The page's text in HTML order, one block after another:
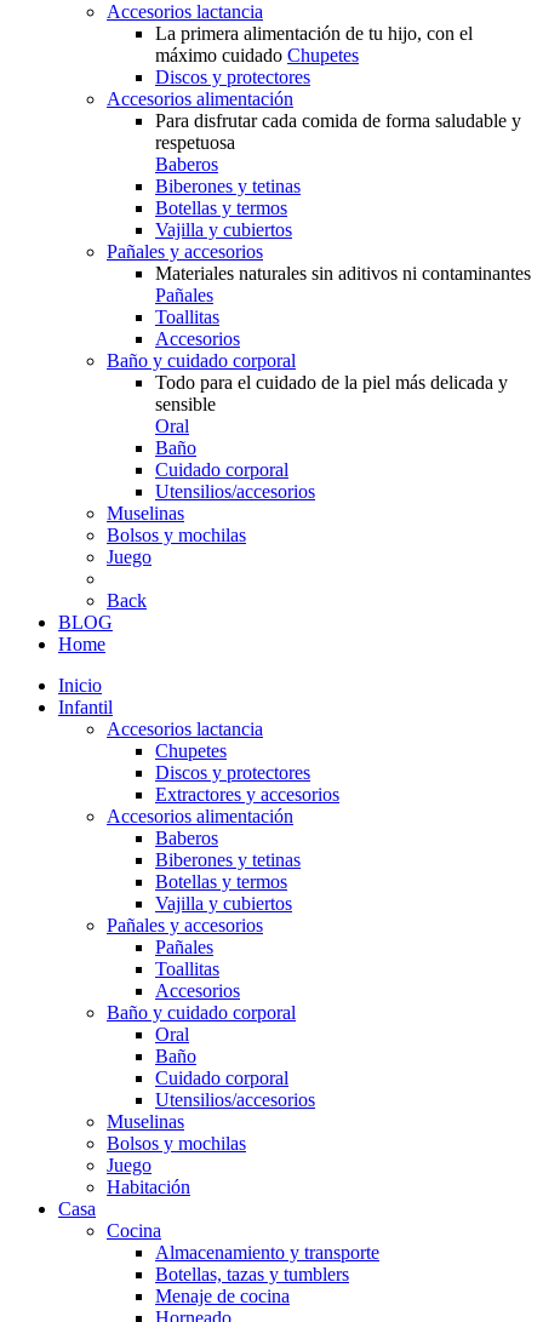
Accesorios lactancia
La primera alimentación de tu hijo, con el
máximo cuidado Chupetes
Discos y protectores
Accesorios alimentación
Para disfrutar cada comida de forma saludable y
respetuosa
Baberos
Biberones y tetinas
Botellas y termos
Vajilla y cubiertos
Pañales y accesorios
Materiales naturales sin aditivos ni contaminantes
Pañales
Toallitas
Accesorios
Baño y cuidado corporal
Todo para el cuidado de la piel más delicada y
sensible
Oral
Baño
Cuidado corporal
Utensilios/accesorios
Muselinas
Bolsos y mochilas
Juego
Back
BLOG
Home
Inicio
Infantil
Accesorios lactancia
Chupetes
Discos y protectores
Extractores y accesorios
Accesorios alimentación
Baberos
Biberones y tetinas
Botellas y termos
Vajilla y cubiertos
Pañales y accesorios
Pañales
Toallitas
Accesorios
Baño y cuidado corporal
Oral
Baño
Cuidado corporal
Utensilios/accesorios
Muselinas
Bolsos y mochilas
Juego
Habitación
Casa
Cocina
Almacenamiento y transporte
Botellas, tazas y tumblers
Menaje de cocina
Horneado